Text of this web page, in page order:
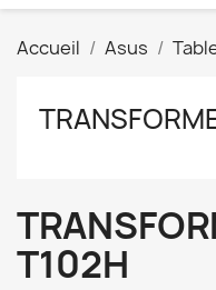
Accueil Asus
T102H